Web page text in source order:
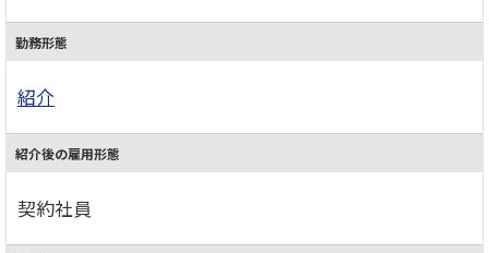
勤務形態
紹介
紹介後の雇用形態
契約社員